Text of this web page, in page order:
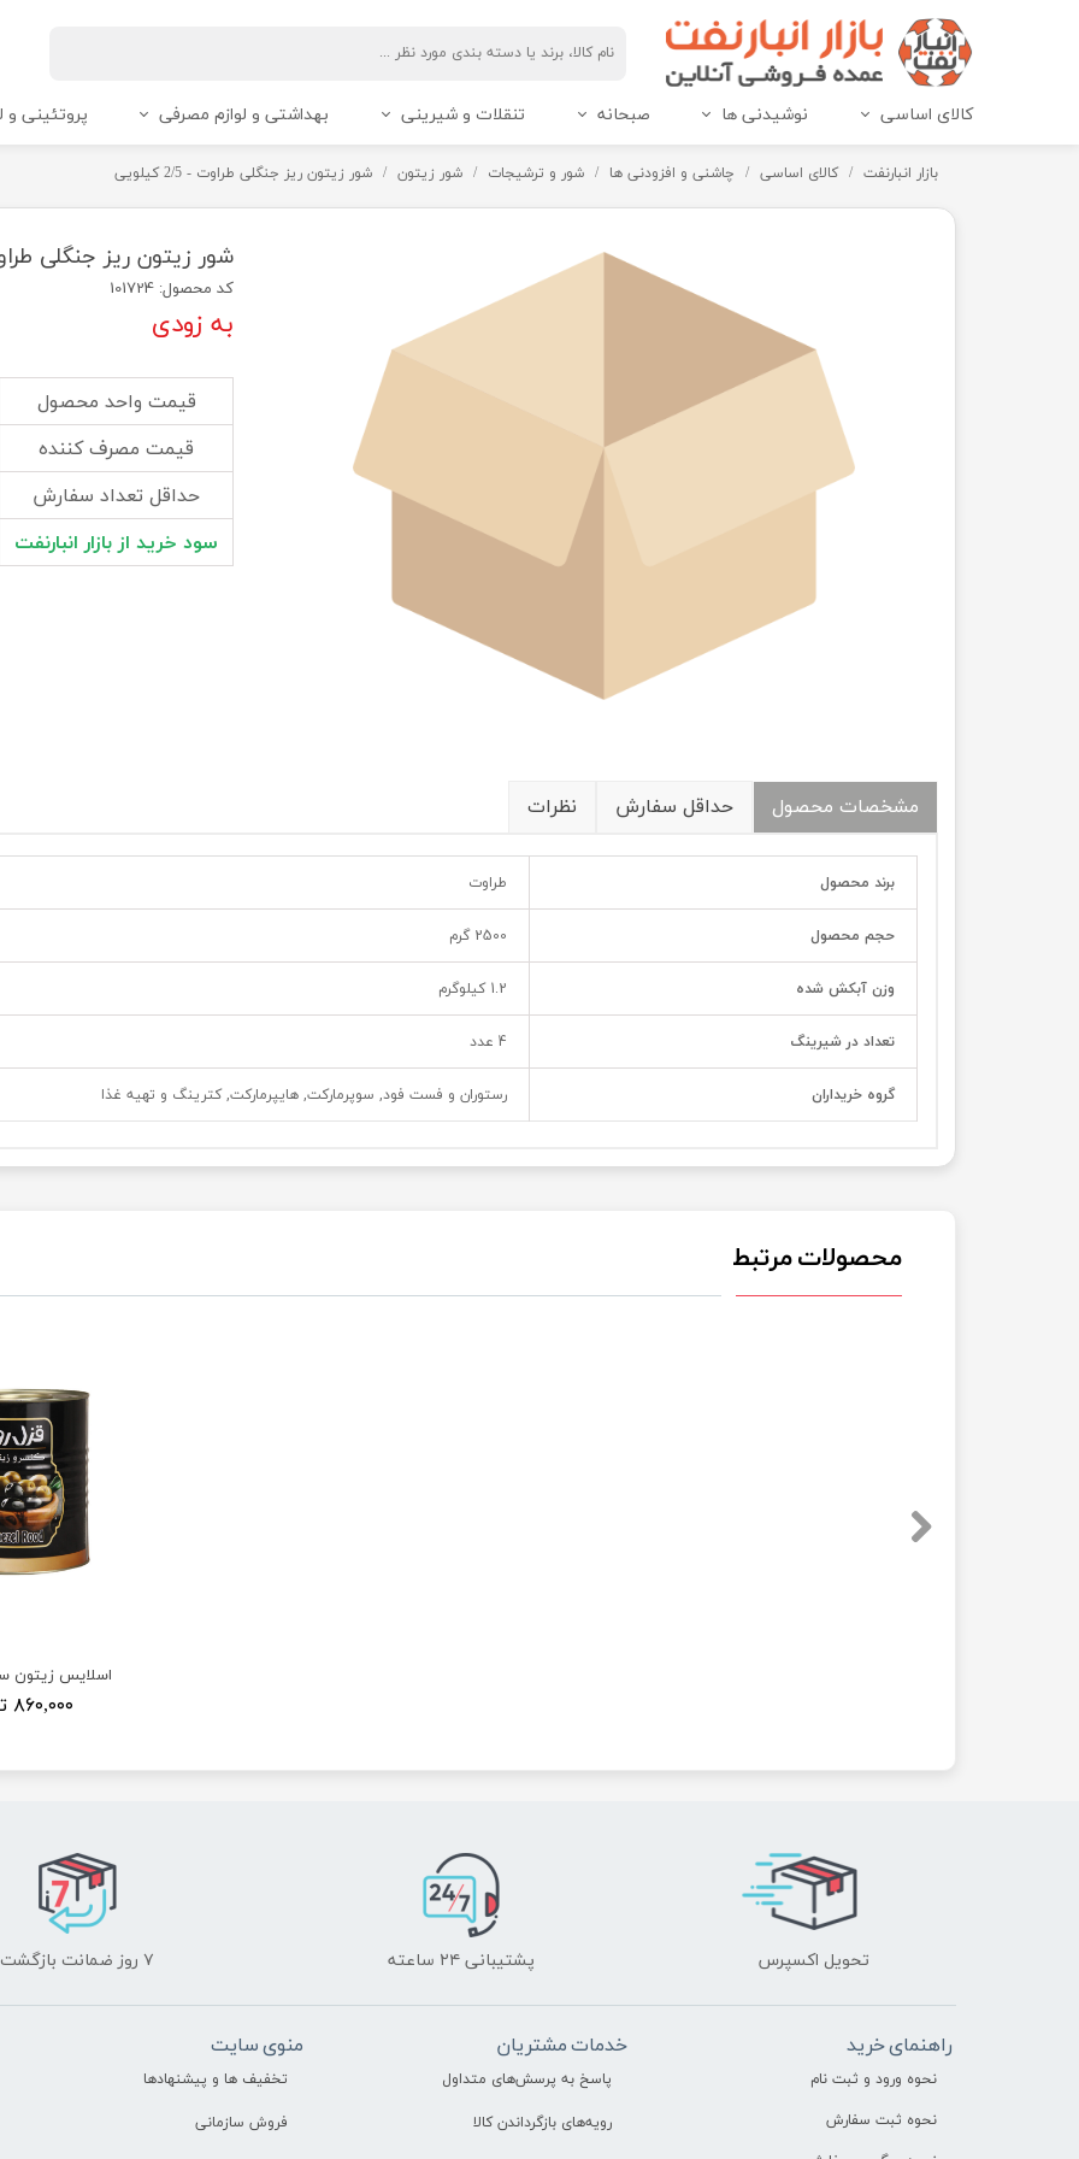
کالای اساسی نوشیدنی ها صبحانه تنقلات و شیرینی بهداشتی و لوازم مصرفی پروتئینی و
بازار انبارنفت کالای اساسی چاشنی و افزودنی ها شور و ترشیجات شور زیتون شور زیتون ریز جنگلی طراوت - 2/5 کیلویی
شور زیتون ریز جنگلی طراوت - 2/5
کد محصول: 101724
به زودی
قیمت واحد محصول
قیمت مصرف کننده
حداقل تعداد سفارش
سود خرید از بازار انبارنفت
مشخصات محصول حداقل سفارش نظرات
برند محصول طراوت
حجم محصول 2500 گرم
وزن آبکش شده 1.2 کیلوگرم
تعداد در شیرینگ 4 عدد
گروه خریداران رستوران و فست فود, سوپرمارکت, هایپرمارکت, کترینگ و تهیه غذا
محصولات مرتبط
۸۶۰,۰۰۰ تومان
تحویل اکسپرس پشتیبانی ۲۴ ساعته ۷ روز ضمانت بازگشت
راهنمای خرید
نحوه ورود و ثبت نام
نحوه ثبت سفارش
خدمات مشتریان
پاسخ به پرسش‌های متداول
رویه‌های بازگرداندن کالا
منوی سایت
تخفیف ها و پیشنهادها
فروش سازمانی